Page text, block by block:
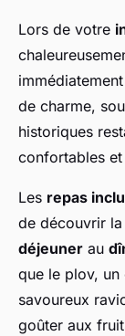
Lors de votre
de charme,
historiques
confortables
Les repas
de découvrir
déjeuner au
que le plov,
savoureux
goûter aux